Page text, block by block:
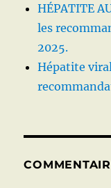
HÉPATITE
les
2025.
Hépatite